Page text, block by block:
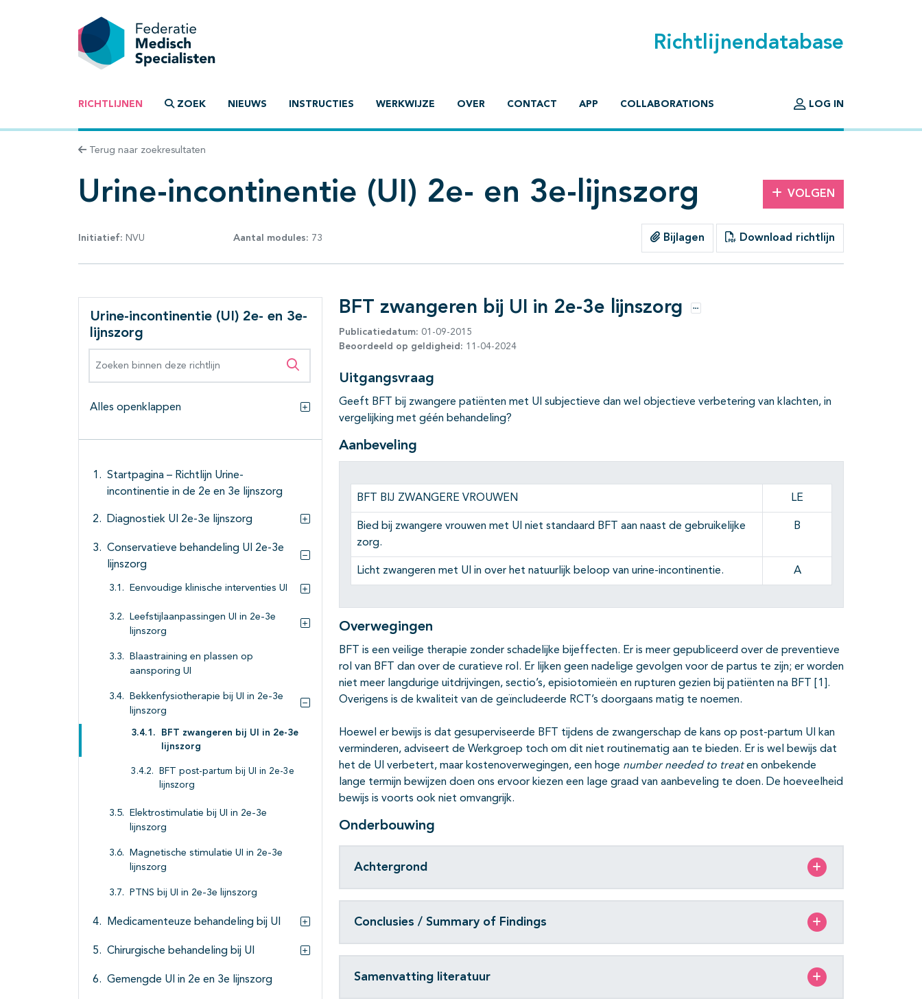
Richtlijnendatabase
RICHTLIJNEN ZOEK NIEUWS INSTRUCTIES WERKWIJZE OVER CONTACT APP COLLABORATIONS LOG IN
Terug naar zoekresultaten
Urine-incontinentie (UI) 2e- en 3e-lijnszorg VOLGEN
Initiatief: NVU Aantal modules: 73 Bijlagen Download richtlijn
Urine-incontinentie (UI) 2e- en 3e-
lijnszorg
Zoeken binnen deze richtlijn
Alles openklappen
Alles openklappen
Startpagina – Richtlijn Urine-
incontinentie in de 2e en 3e lijnszorg
Diagnostiek UI 2e-3e lijnszorg
Conservatieve behandeling UI 2e-3e
lijnszorg
Subpagina's open- en dichtklappen
Eenvoudige klinische interventies UI
Subpagina's open- en dichtklappen
Leefstijlaanpassingen UI in 2e-3e
lijnszorg
Blaastraining en plassen op
aansporing UI
Bekkenfysiotherapie bij UI in 2e-3e
lijnszorg
BFT zwangeren bij UI in 2e-3e
lijnszorg
BFT post-partum bij UI in 2e-3e
lijnszorg
Elektrostimulatie bij UI in 2e-3e
lijnszorg
Magnetische stimulatie UI in 2e-3e
lijnszorg
PTNS bij UI in 2e-3e lijnszorg
Medicamenteuze behandeling bij UI
Chirurgische behandeling bij UI
Gemengde UI in 2e en 3e lijnszorg
BFT zwangeren bij UI in 2e-3e lijnszorg Opties
Publicatiedatum: 01-09-2015
Beoordeeld op geldigheid: 11-04-2024
Uitgangsvraag
Geeft BFT bij zwangere patiënten met UI subjectieve dan wel objectieve verbetering van klachten, in
vergelijking met géén behandeling?
Aanbeveling
BFT BIJ ZWANGERE VROUWEN LE
Bied bij zwangere vrouwen met UI niet standaard BFT aan naast de gebruikelijke
zorg.
B
Licht zwangeren met UI in over het natuurlijk beloop van urine-incontinentie. A
Overwegingen
BFT is een veilige therapie zonder schadelijke bijeffecten. Er is meer gepubliceerd over de preventieve
rol van BFT dan over de curatieve rol. Er lijken geen nadelige gevolgen voor de partus te zijn; er worden
niet meer langdurige uitdrijvingen, sectio’s, episiotomieën en rupturen gezien bij patiënten na BFT [1].
Overigens is de kwaliteit van de geïncludeerde RCT’s doorgaans matig te noemen.
Hoewel er bewijs is dat gesuperviseerde BFT tijdens de zwangerschap de kans op post-partum UI kan
verminderen, adviseert de Werkgroep toch om dit niet routinematig aan te bieden. Er is wel bewijs dat
het de UI verbetert, maar kostenoverwegingen, een hoge number needed to treaten onbekende
lange termijn bewijzen doen ons ervoor kiezen een lage graad van aanbeveling te doen. De hoeveelheid
bewijs is voorts ook niet omvangrijk.
Onderbouwing
Achtergrond
Conclusies / Summary of Findings
Samenvatting literatuur